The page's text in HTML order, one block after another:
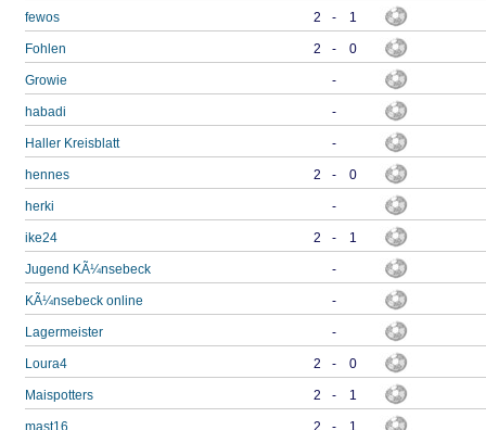
fewos 2 - 1
Fohlen 2 - 0
Growie -
habadi -
Haller Kreisblatt -
hennes 2 - 0
herki -
ike24 2 - 1
Jugend KÃ¼nsebeck -
KÃ¼nsebeck online -
Lagermeister -
Loura4 2 - 0
Maispotters 2 - 1
mast16 2 - 1